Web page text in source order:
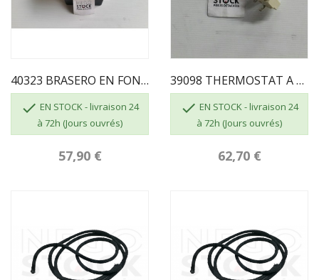
40323 BRASERO EN FONTE SUPRA
 EN STOCK - livraison 24
à 72h (Jours ouvrés)
57,90 €
39098 THERMOSTAT A BULBE SUPRA
 EN STOCK - livraison 24
à 72h (Jours ouvrés)
62,70 €